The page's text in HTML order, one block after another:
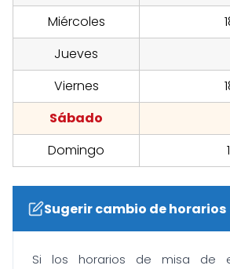
Miércoles
Jueves
Viernes
Sábado
Domingo
Sugerir cambio de horarios
Si los horarios de misa de